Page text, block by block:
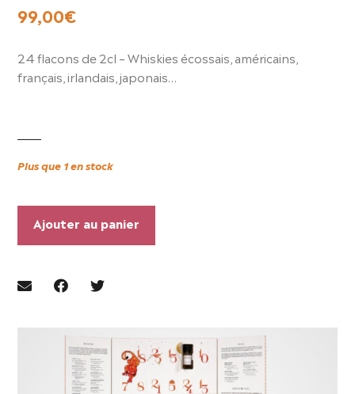
99,00€
24 flacons de 2cl – Whiskies écossais, américains,
français, irlandais, japonais…
Plus que 1 en stock
Ajouter au panier